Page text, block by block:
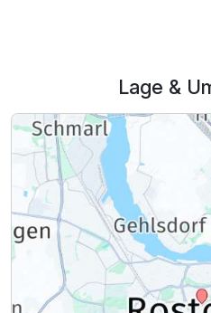
Ausstattung
Zusatznächte
Für 4 Tage
Lage &